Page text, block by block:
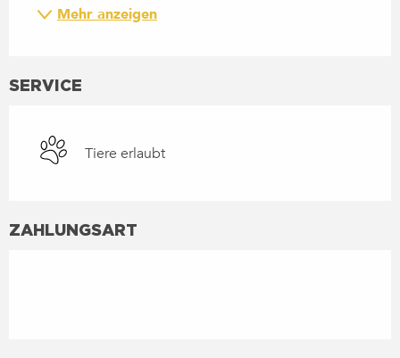
Mehr anzeigen
SERVICE
Tiere erlaubt
ZAHLUNGSART